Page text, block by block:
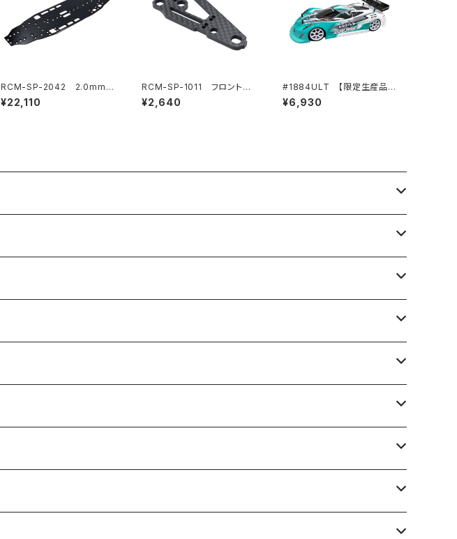
RCM-SP-2042 2.0mm 7
075 T6 アルミニウム シャー
シ SP1用
¥22,110
RCM-SP-1011 フロントサ
スペンションアーム
¥2,640
#1884ULT 【限定生産品】J
-ZERO ULT (ZEROTRIBE
オリジナル 超軽量仕様) 1/10
¥6,930